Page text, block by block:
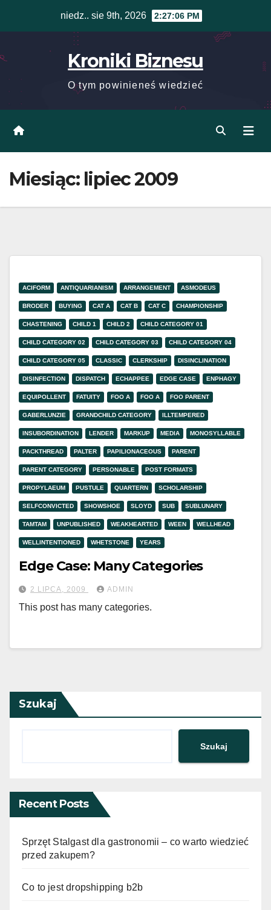
niedz.. sie 9th, 2026 2:27:06 PM
Kroniki Biznesu
O tym powinieneś wiedzieć
Miesiąc: lipiec 2009
ACIFORM ANTIQUARIANISM ARRANGEMENT ASMODEUS
BRODER BUYING CAT A CAT B CAT C CHAMPIONSHIP
CHASTENING CHILD 1 CHILD 2 CHILD CATEGORY 01
CHILD CATEGORY 02 CHILD CATEGORY 03 CHILD CATEGORY 04
CHILD CATEGORY 05 CLASSIC CLERKSHIP DISINCLINATION
DISINFECTION DISPATCH ECHAPPEE EDGE CASE ENPHAGY
EQUIPOLLENT FATUITY FOO A FOO A FOO PARENT
GABERLUNZIE GRANDCHILD CATEGORY ILLTEMPERED
INSUBORDINATION LENDER MARKUP MEDIA MONOSYLLABLE
PACKTHREAD PALTER PAPILIONACEOUS PARENT
PARENT CATEGORY PERSONABLE POST FORMATS
PROPYLAEUM PUSTULE QUARTERN SCHOLARSHIP
SELFCONVICTED SHOWSHOE SLOYD SUB SUBLUNARY
TAMTAM UNPUBLISHED WEAKHEARTED WEEN WELLHEAD
WELLINTENTIONED WHETSTONE YEARS
Edge Case: Many Categories
2 LIPCA, 2009 ADMIN
This post has many categories.
Szukaj
Szukaj
Recent Posts
Sprzęt Stalgast dla gastronomii – co warto wiedzieć
przed zakupem?
Co to jest dropshipping b2b